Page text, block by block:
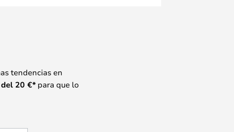
tendencias en
20 €*para que lo